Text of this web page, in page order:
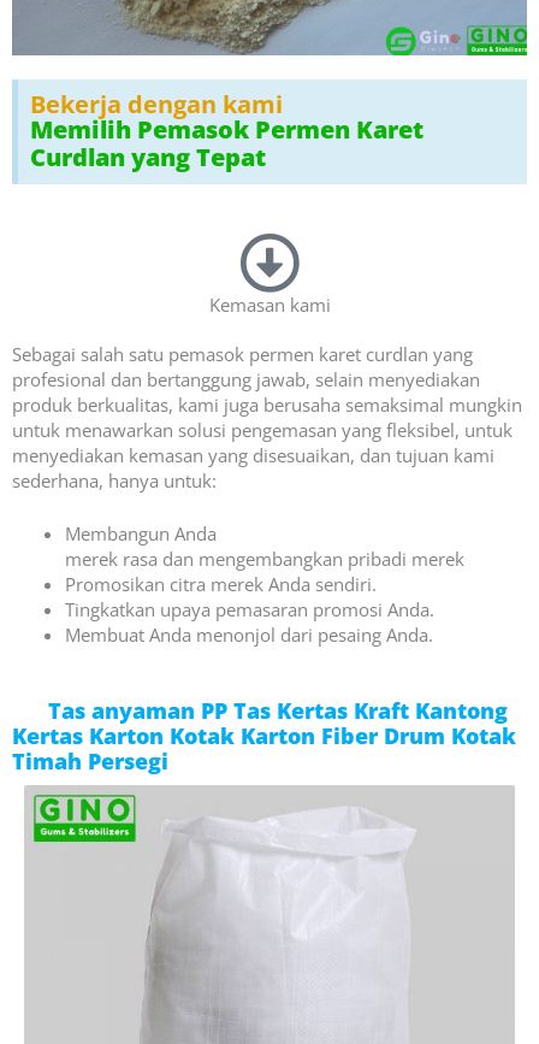
Bekerja dengan kami
Memilih Pemasok Permen Karet
Curdlan yang Tepat
Kemasan kami
Sebagai salah satu pemasok permen karet curdlan yang
profesional dan bertanggung jawab, selain menyediakan
produk berkualitas, kami juga berusaha semaksimal mungkin
untuk menawarkan solusi pengemasan yang fleksibel, untuk
menyediakan kemasan yang disesuaikan, dan tujuan kami
sederhana, hanya untuk:
Membangun Anda
merek rasa dan mengembangkan pribadi merek
Promosikan citra merek Anda sendiri.
Tingkatkan upaya pemasaran promosi Anda.
Membuat Anda menonjol dari pesaing Anda.
Tas anyaman PP Tas Kertas Kraft Kantong
Kertas Karton Kotak Karton Fiber Drum Kotak
Timah Persegi